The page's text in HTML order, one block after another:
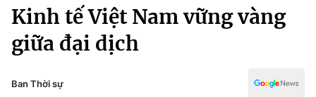
Chuyên mục
Chính trị
Kinh tế
Thể thao
Truyền hình
Y tế
Kinh tế Việt Nam vững vàng
giữa đại dịch
Ban Thời sự